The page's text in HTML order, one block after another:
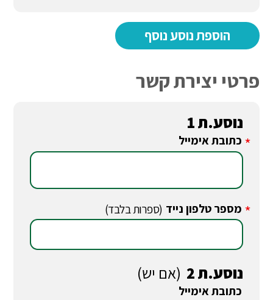
פרטי יצירת קשר
נוסע.ת 1
* כתובת אימייל
* מספר טלפון נייד (ספרות בלבד)
נוסע.ת 2 (אם יש)
כתובת אימייל